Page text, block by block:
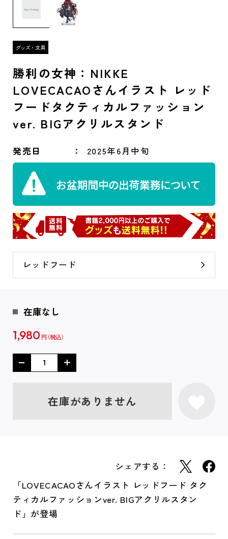
勝利の女神：NIKKE
LOVECACAOさんイラスト レッド
フードタクティカルファッション
ver. BIGアクリルスタンド
発売日 2025年6月中旬
レッドフード
在庫なし
1,980 円
在庫がありません
シェアする：
「LOVECACAOさんイラスト レッドフード タク
ティカルファッションver. BIGアクリルスタン
ド」が登場